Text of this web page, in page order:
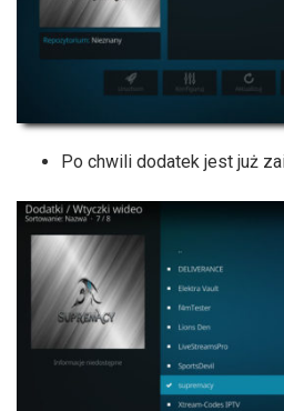
Po chwili dodatek jest już